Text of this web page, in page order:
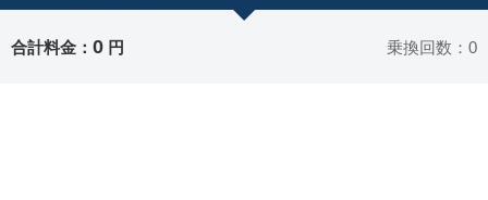
合計料金： 0 円 乗換回数：0